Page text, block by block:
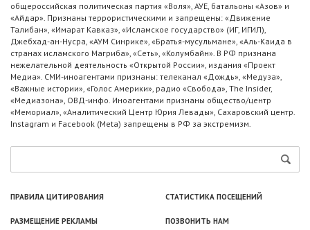
общероссийская политическая партия «Воля», АУЕ, батальоны «Азов» и
«Айдар». Признаны террористическими и запрещены: «Движение
Талибан», «Имарат Кавказ», «Исламское государство» (ИГ, ИГИЛ),
Джебхад-ан-Нусра, «АУМ Синрике», «Братья-мусульмане», «Аль-Каида в
странах исламского Магриба», «Сеть», «Колумбайн». В РФ признана
нежелательной деятельность «Открытой России», издания «Проект
Медиа». СМИ-иноагентами признаны: телеканал «Дождь», «Медуза»,
«Важные истории», «Голос Америки», радио «Свобода», The Insider,
«Медиазона», ОВД-инфо. Иноагентами признаны общество/центр
«Мемориал», «Аналитический Центр Юрия Левады», Сахаровский центр.
Instagram и Facebook (Metа) запрещены в РФ за экстремизм.
ПРАВИЛА ЦИТИРОВАНИЯ СТАТИСТИКА ПОСЕЩЕНИЙ
РАЗМЕЩЕНИЕ РЕКЛАМЫ ПОЗВОНИТЬ НАМ